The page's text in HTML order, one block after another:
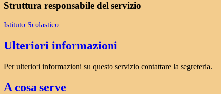
Struttura responsabile del servizio
Istituto Scolastico
Ulteriori informazioni
Per ulteriori informazioni su questo servizio contattare la segreteria.
A cosa serve